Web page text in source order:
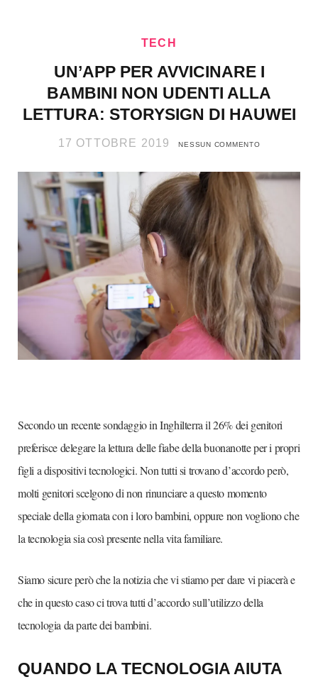
TECH
UN’APP PER AVVICINARE I
BAMBINI NON UDENTI ALLA
LETTURA: STORYSIGN DI HAUWEI
17 OTTOBRE 2019 NESSUN COMMENTO
Secondo un recente sondaggio in Inghilterra il 26% dei genitori
preferisce delegare la lettura delle fiabe della buonanotte per i propri
figli a dispositivi tecnologici. Non tutti si trovano d’accordo però,
molti genitori scelgono di non rinunciare a questo momento
speciale della giornata con i loro bambini, oppure non vogliono che
la tecnologia sia così presente nella vita familiare.
Siamo sicure però che la notizia che vi stiamo per dare vi piacerà e
che in questo caso ci trova tutti d’accordo sull’utilizzo della
tecnologia da parte dei bambini.
QUANDO LA TECNOLOGIA AIUTA